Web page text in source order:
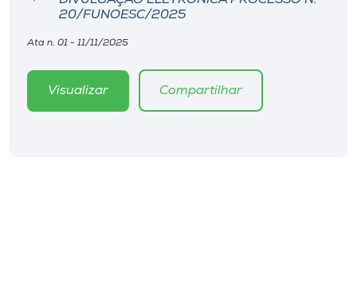
20/FUNOESC/2025
Ata n. 01 - 11/11/2025
Visualizar Compartilhar